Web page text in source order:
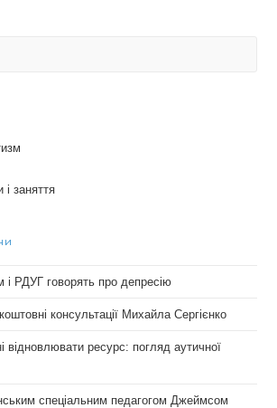
і заняття
РДУГ говорять про депресію
консультації Михайла Сергієнко
відновлювати ресурс: погляд аутичної
спеціальним педагогом Джеймсом